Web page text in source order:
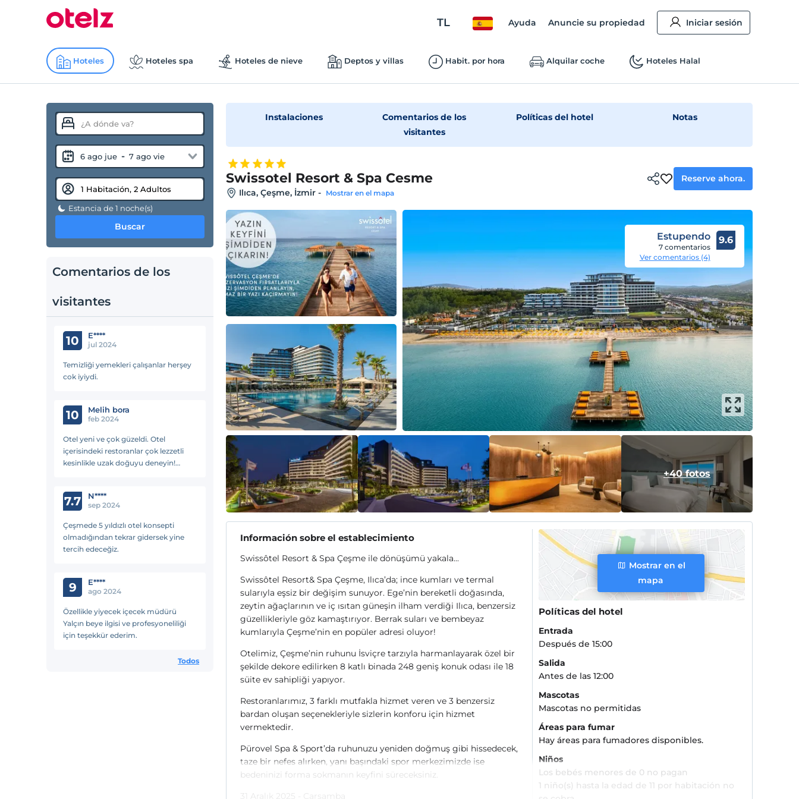
TL Ayuda Anuncie su propiedad Iniciar sesión
Hoteles Hoteles spa Hoteles de nieve Deptos y villas Habit. por hora Alquilar coche Hoteles Halal
6 ago jue - 7 ago vie
Estancia de 1 noche(s)
Buscar
Comentarios de los
visitantes
10 E****
jul 2024
Temizliği yemekleri çalışanlar herşey
cok iyiydi.
10 Melih bora
feb 2024
Otel yeni ve çok güzeldi. Otel
içerisindeki restoranlar çok lezzetli
kesinlikle uzak doğuyu deneyin!
7.7 N****
sep 2024
Çeşmede 5 yıldızlı otel konsepti
olmadığından tekrar gidersek yine
tercih edeceğiz.
9 E****
ago 2024
Özellikle yiyecek içecek müdürü
Yalçın beye ilgisi ve profesyoneliliği
için teşekkür ederim.
Todos
Instalaciones
Comentarios de los
visitantes
Políticas del hotel Notas
Swissotel Resort & Spa Cesme
Ilıca, Çeşme, İzmir- Mostrar en el mapa
Reserve ahora.
Estupendo
7 comentarios
Ver comentarios (4)
9.6
+40 fotos
Información sobre el establecimiento
Swissôtel Resort & Spa Çeşme ile dönüşümü yakala...
Swissôtel Resort& Spa Çeşme, Ilıca’da; ince kumları ve termal
sularıyla eşsiz bir değişim sunuyor. Ege’nin bereketli doğasında,
zeytin ağaçlarının ve iç ısıtan güneşin ilham verdiği Ilıca, benzersiz
güzellikleriyle göz kamaştırıyor. Berrak suları ve bembeyaz
kumlarıyla Çeşme’nin en popüler adresi oluyor!
Otelimiz, Çeşme’nin ruhunu İsviçre tarzıyla harmanlayarak özel bir
şekilde dekore edilirken 8 katlı binada 248 geniş konuk odası ile 18
süite ev sahipliği yapıyor.
Restoranlarımız, 3 farklı mutfakla hizmet veren ve 3 benzersiz
bardan oluşan seçenekleriyle sizlerin konforu için hizmet
vermektedir.
Pürovel Spa & Sport’da ruhunuzu yeniden doğmuş gibi hissedecek,
taze bir nefes alırken, yanı başındaki spor merkezimizde ise
bedeninizi forma sokmanın keyfini süreceksiniz.
31 Aralık 2025 - Çarşamba
Mostrar en el
mapa
Políticas del hotel
Entrada
Después de 15:00
Salida
Antes de las 12:00
Mascotas
Mascotas no permitidas
Áreas para fumar
Hay áreas para fumadores disponibles.
Niños
Los bebés menores de 0 no pagan
1 niño(s) hasta la edad de 11 por habitación no